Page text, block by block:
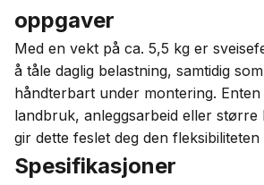
oppgaver
Med en vekt på ca. 5,5 kg er
å tåle daglig belastning, samtidig
håndterbart under montering.
landbruk, anleggsarbeid eller større
gir dette feslet deg den
Spesifikasjoner